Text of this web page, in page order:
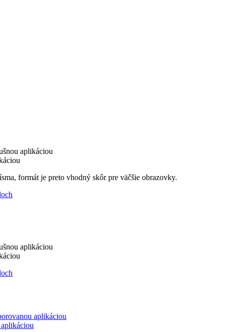
aplikáciou
formát je preto vhodný skôr pre väčšie obrazovky.
aplikáciou
aplikáciou